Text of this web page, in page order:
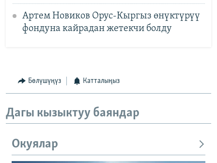
Артем Новиков Орус-Кыргыз өнүктүрүү
фондуна кайрадан жетекчи болду
Бөлүшүңүз Катталыңыз
Дагы кызыктуу баяндар
Окуялар